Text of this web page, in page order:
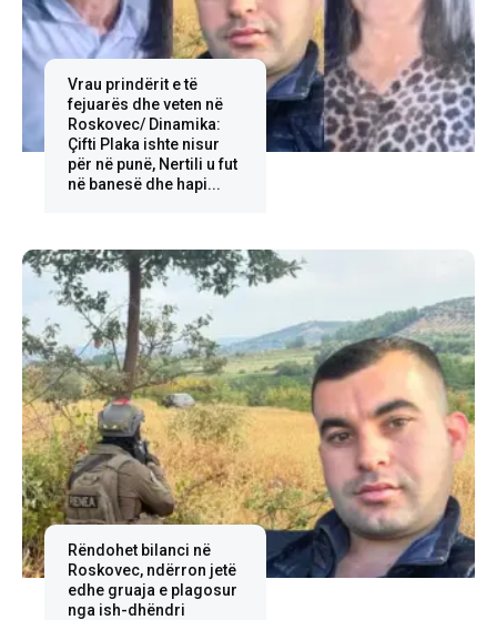
Vrau prindërit e të
fejuarës dhe veten në
Roskovec/ Dinamika:
Çifti Plaka ishte nisur
për në punë, Nertili u fut
në banesë dhe hapi...
Rëndohet bilanci në
Roskovec, ndërron jetë
edhe gruaja e plagosur
nga ish-dhëndri